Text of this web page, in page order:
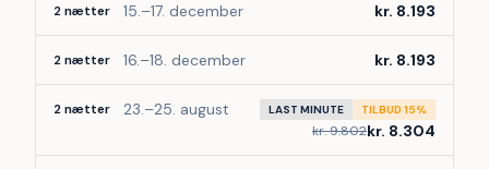
2 nætter 15.–17. december kr. 8.193
2 nætter 16.–18. december kr. 8.193
2 nætter 23.–25. august LAST MINUTE TILBUD 15%
kr. 9.802kr. 8.304